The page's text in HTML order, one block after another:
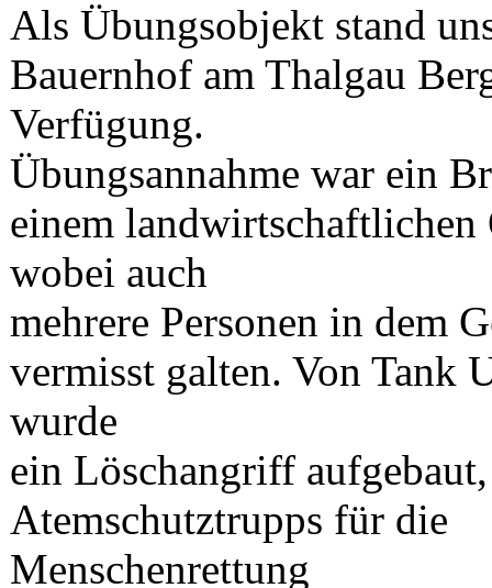
Als Übungsobjekt stand
Bauernhof am Thalgau
Verfügung.
Übungsannahme war ein
einem landwirtschaftlichen
wobei auch
mehrere Personen in dem
vermisst galten. Von Tank
wurde
ein Löschangriff
Atemschutztrupps für die
Menschenrettung